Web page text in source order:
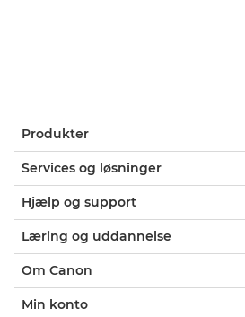
Produkter
Services og løsninger
Hjælp og support
Læring og uddannelse
Om Canon
Min konto